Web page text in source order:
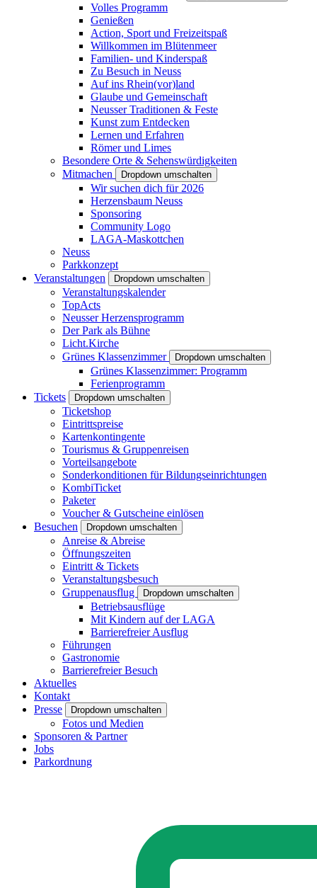
Volles Programm
Genießen
Action, Sport und Freizeitspaß
Willkommen im Blütenmeer
Familien- und Kinderspaß
Zu Besuch in Neuss
Auf ins Rhein(vor)land
Glaube und Gemeinschaft
Neusser Traditionen & Feste
Kunst zum Entdecken
Lernen und Erfahren
Römer und Limes
Besondere Orte & Sehenswürdigkeiten
Mitmachen
Dropdown umschalten
Wir suchen dich für 2026
Herzensbaum Neuss
Sponsoring
Community Logo
LAGA-Maskottchen
Neuss
Parkkonzept
Veranstaltungen
Dropdown umschalten
Veranstaltungskalender
TopActs
Neusser Herzensprogramm
Der Park als Bühne
Licht.Kirche
Grünes Klassenzimmer
Dropdown umschalten
Grünes Klassenzimmer: Programm
Ferienprogramm
Tickets
Dropdown umschalten
Ticketshop
Eintrittspreise
Kartenkontingente
Tourismus & Gruppenreisen
Vorteilsangebote
Sonderkonditionen für Bildungseinrichtungen
KombiTicket
Paketer
Voucher & Gutscheine einlösen
Besuchen
Dropdown umschalten
Anreise & Abreise
Öffnungszeiten
Eintritt & Tickets
Veranstaltungsbesuch
Gruppenausflug
Dropdown umschalten
Betriebsausflüge
Mit Kindern auf der LAGA
Barrierefreier Ausflug
Führungen
Gastronomie
Barrierefreier Besuch
Aktuelles
Kontakt
Presse
Dropdown umschalten
Fotos und Medien
Sponsoren & Partner
Jobs
Parkordnung